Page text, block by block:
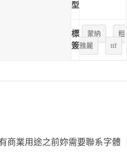
型
標
簽
蒙納
粗
雅麗
ttf
商業用途之前妳需要聯系字體